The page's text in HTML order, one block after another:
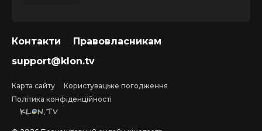
Контакти
Правовласникам
support@klon.tv
Карта сайту
Користувацьке погодження
Політика конфіденційності